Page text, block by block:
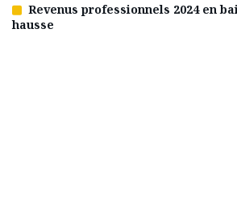
Article
réservé
Revenus professionnels 2024 en
hausse